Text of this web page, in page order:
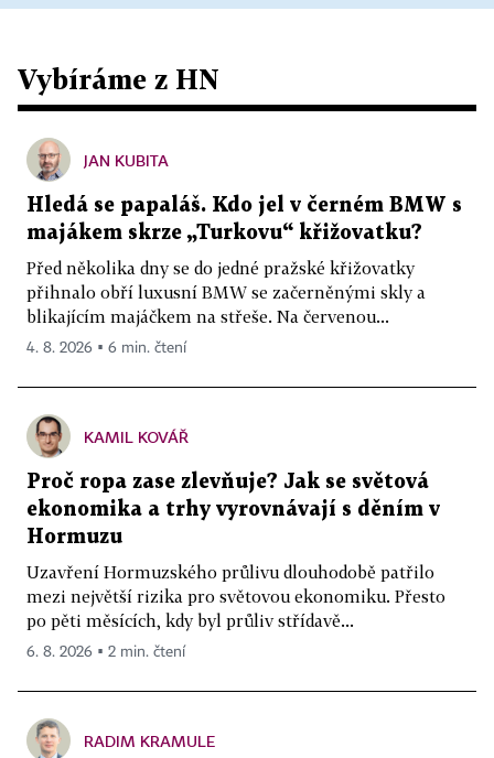
Vybíráme z HN
JAN KUBITA
Hledá se papaláš. Kdo jel v černém BMW s
majákem skrze „Turkovu“ křižovatku?
Před několika dny se do jedné pražské křižovatky
přihnalo obří luxusní BMW se začerněnými skly a
blikajícím majáčkem na střeše. Na červenou...
4. 8. 2026 ▪ 6 min. čtení
KAMIL KOVÁŘ
Proč ropa zase zlevňuje? Jak se světová
ekonomika a trhy vyrovnávají s děním v
Hormuzu
Uzavření Hormuzského průlivu dlouhodobě patřilo
mezi největší rizika pro světovou ekonomiku. Přesto
po pěti měsících, kdy byl průliv střídavě...
6. 8. 2026 ▪ 2 min. čtení
RADIM KRAMULE